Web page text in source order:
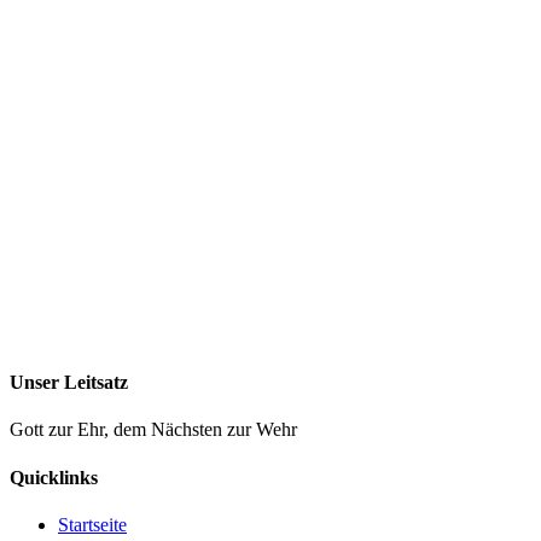
Unser Leitsatz
Gott zur Ehr, dem Nächsten zur Wehr
Quicklinks
Startseite